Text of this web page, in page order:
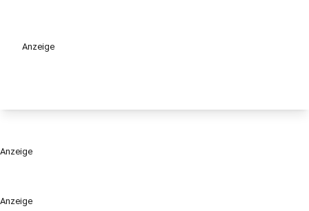
Anzeige
Anzeige
Anzeige